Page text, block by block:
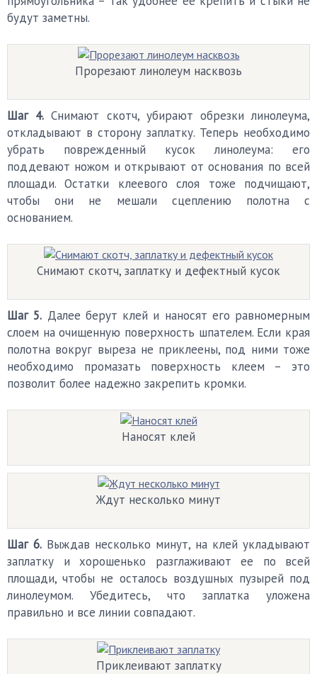
будут заметны.
Прорезают линолеум насквозь
Шаг 4. Снимают скотч, убирают обрезки линолеума,
откладывают в сторону заплатку. Теперь необходимо
убрать поврежденный кусок линолеума: его
поддевают ножом и открывают от основания по всей
площади. Остатки клеевого слоя тоже подчищают,
чтобы они не мешали сцеплению полотна с
основанием.
Снимают скотч, заплатку и дефектный кусок
Шаг 5. Далее берут клей и наносят его равномерным
слоем на очищенную поверхность шпателем. Если края
полотна вокруг выреза не приклеены, под ними тоже
необходимо промазать поверхность клеем – это
позволит более надежно закрепить кромки.
Наносят клей
Ждут несколько минут
Шаг 6. Выждав несколько минут, на клей укладывают
заплатку и хорошенько разглаживают ее по всей
площади, чтобы не осталось воздушных пузырей под
линолеумом. Убедитесь, что заплатка уложена
правильно и все линии совпадают.
Приклеивают заплатку